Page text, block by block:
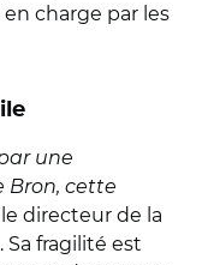
charge par les
une
Bron, cette
directeur de la
fragilité est